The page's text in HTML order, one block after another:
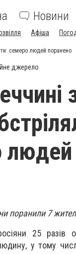
Новини
Афіша
семеро людей поранено
джерело
людей
поранили 7
25 разів
у тому